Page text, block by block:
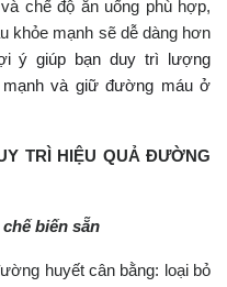
chế độ ăn uống phù hợp,
khỏe mạnh sẽ dễ dàng hơn
ý giúp bạn duy trì lượng
và giữ đường máu ở
TRÌ HIỆU QUẢ ĐƯỜNG
biến sẵn
huyết cân bằng: loại bỏ